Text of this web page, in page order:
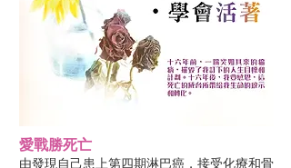
愛戰勝死亡
由發現自己患上第四期淋巴癌，接受化療和骨